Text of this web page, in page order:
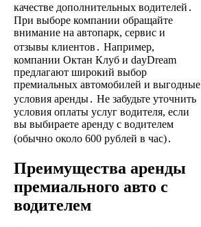
качестве дополнительных водителей․
При выборе компании обращайте
внимание на автопарк, сервис и
отзывы клиентов․ Например,
компании Октан Клуб и dayDream
предлагают широкий выбор
премиальных автомобилей и выгодные
условия аренды․ Не забудьте уточнить
условия оплаты услуг водителя, если
вы выбираете аренду с водителем
(обычно около 600 рублей в час)․
Преимущества аренды
премиального авто с
водителем